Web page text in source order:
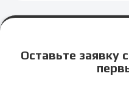
Оставьте заявку